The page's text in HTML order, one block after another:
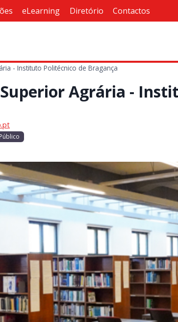
eLearning Diretório Contactos
- Instituto Politécnico de Bragança
Agrária -